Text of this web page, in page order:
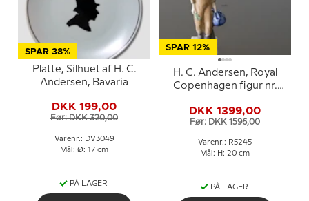
SPAR 38%
Platte, Silhuet af H. C.
Andersen, Bavaria
DKK 199,00
Før: DKK 320,00
Varenr.: DV3049
Mål: Ø: 17 cm
PÅ LAGER
SPAR 12%
H. C. Andersen, Royal
Copenhagen figur nr.
DKK 1399,00
Før: DKK 1596,00
Varenr.: R5245
Mål: H: 20 cm
PÅ LAGER